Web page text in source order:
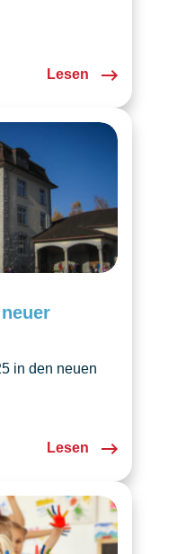
Lesen
in den neuen
Lesen